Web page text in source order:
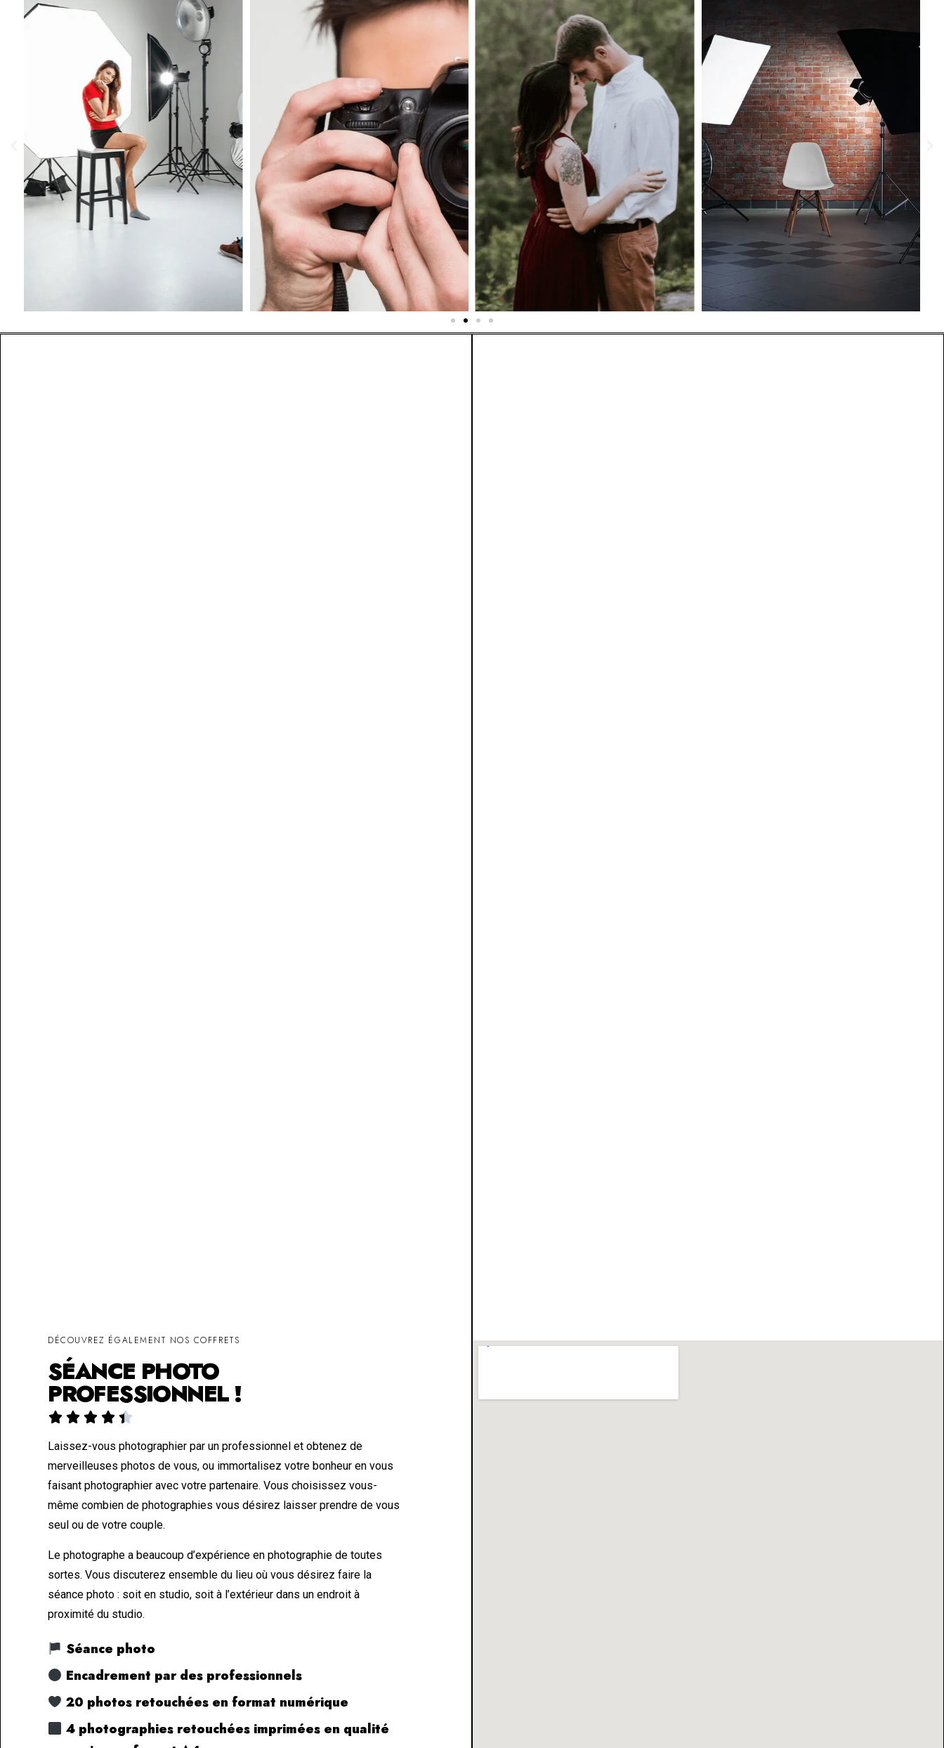
DÉCOUVREZ ÉGALEMENT NOS COFFRETS
SÉANCE PHOTO
PROFESSIONNEL !
    
Laissez-vous photographier par un professionnel et obtenez de
merveilleuses photos de vous, ou immortalisez votre bonheur en vous
faisant photographier avec votre partenaire. Vous choisissez vous-
même combien de photographies vous désirez laisser prendre de vous
seul ou de votre couple.
Le photographe a beaucoup d’expérience en photographie de toutes
sortes. Vous discuterez ensemble du lieu où vous désirez faire la
séance photo : soit en studio, soit à l’extérieur dans un endroit à
proximité du studio.
Séance photo
Encadrement par des professionnels
20 photos retouchées en format numérique
4 photographies retouchées imprimées en qualité